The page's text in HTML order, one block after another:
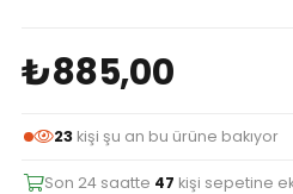
₺885,00
23 kişi şu an bu ürüne bakıyor
Son 24 saatte 47 kişi sepetine